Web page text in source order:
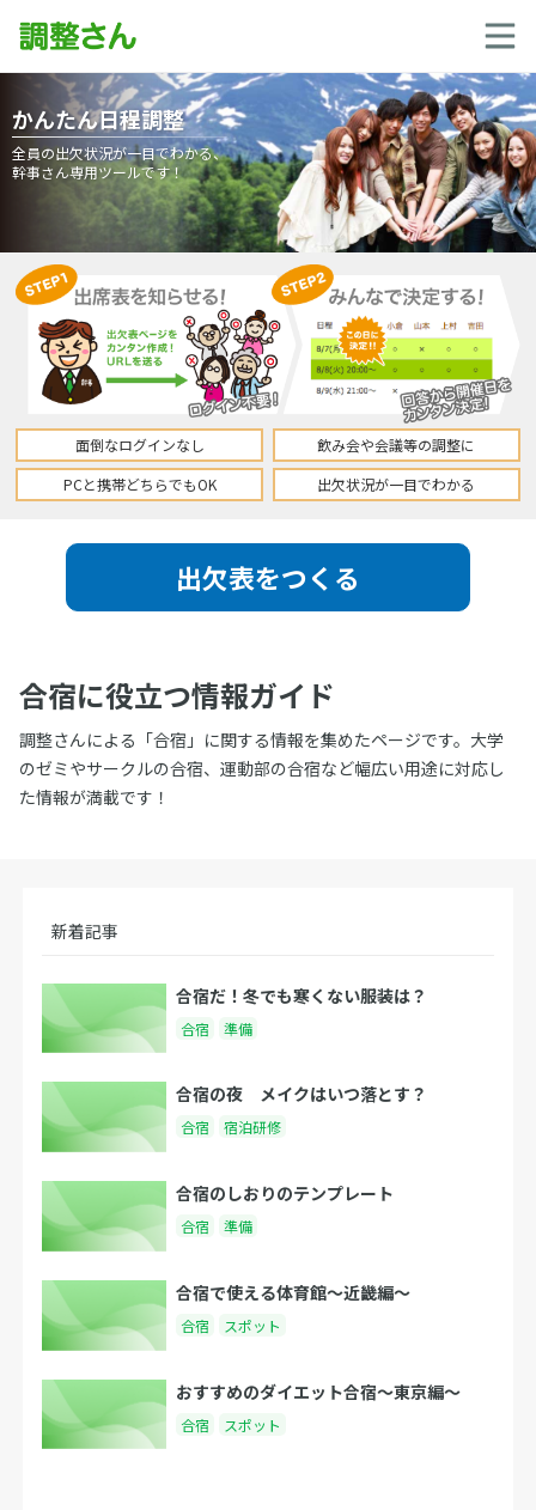
かんたん日程調整
全員の出欠状況が一目でわかる、
幹事さん専用ツールです！
面倒なログインなし
飲み会や会議等の調整に
PCと携帯どちらでもOK
出欠状況が一目でわかる
出欠表をつくる
合宿に役立つ情報ガイド
調整さんによる「合宿」に関する情報を集めたページです。大学
のゼミやサークルの合宿、運動部の合宿など幅広い用途に対応し
た情報が満載です！
新着記事
合宿だ！冬でも寒くない服装は？
合宿 準備
合宿の夜 メイクはいつ落とす？
合宿 宿泊研修
合宿のしおりのテンプレート
合宿 準備
合宿で使える体育館〜近畿編〜
合宿 スポット
おすすめのダイエット合宿〜東京編〜
合宿 スポット